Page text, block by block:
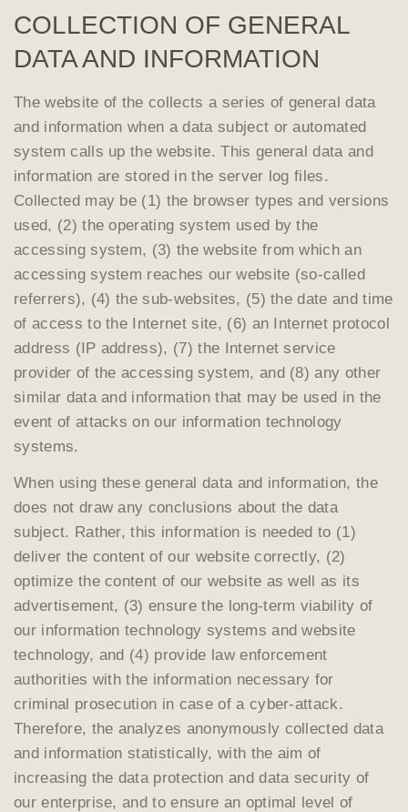
COLLECTION OF GENERAL
DATA AND INFORMATION
The website of the collects a series of general data
and information when a data subject or automated
system calls up the website. This general data and
information are stored in the server log files.
Collected may be (1) the browser types and versions
used, (2) the operating system used by the
accessing system, (3) the website from which an
accessing system reaches our website (so-called
referrers), (4) the sub-websites, (5) the date and time
of access to the Internet site, (6) an Internet protocol
address (IP address), (7) the Internet service
provider of the accessing system, and (8) any other
similar data and information that may be used in the
event of attacks on our information technology
systems.
When using these general data and information, the
does not draw any conclusions about the data
subject. Rather, this information is needed to (1)
deliver the content of our website correctly, (2)
optimize the content of our website as well as its
advertisement, (3) ensure the long-term viability of
our information technology systems and website
technology, and (4) provide law enforcement
authorities with the information necessary for
criminal prosecution in case of a cyber-attack.
Therefore, the analyzes anonymously collected data
and information statistically, with the aim of
increasing the data protection and data security of
our enterprise, and to ensure an optimal level of